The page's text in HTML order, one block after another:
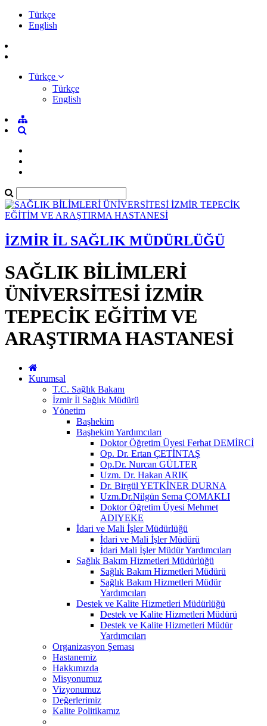
Türkçe
English
Türkçe
Türkçe
English
İZMİR İL SAĞLIK MÜDÜRLÜĞÜ
SAĞLIK BİLİMLERİ
ÜNİVERSİTESİ İZMİR
TEPECİK EĞİTİM VE
ARAŞTIRMA HASTANESİ
Kurumsal
T.C. Sağlık Bakanı
İzmir İl Sağlık Müdürü
Yönetim
Başhekim
Başhekim Yardımcıları
Doktor Öğretim Üyesi Ferhat DEMİRCİ
Op. Dr. Ertan ÇETİNTAŞ
Op.Dr. Nurcan GÜLTER
Uzm. Dr. Hakan ARIK
Dr. Birgül YETKİNER DURNA
Uzm.Dr.Nilgün Sema ÇOMAKLI
Doktor Öğretim Üyesi Mehmet
ADIYEKE
İdari ve Mali İşler Müdürlüğü
İdari ve Mali İşler Müdürü
İdari Mali İşler Müdür Yardımcıları
Sağlık Bakım Hizmetleri Müdürlüğü
Sağlık Bakım Hizmetleri Müdürü
Sağlık Bakım Hizmetleri Müdür
Yardımcıları
Destek ve Kalite Hizmetleri Müdürlüğü
Destek ve Kalite Hizmetleri Müdürü
Destek ve Kalite Hizmetleri Müdür
Yardımcıları
Organizasyon Şeması
Hastanemiz
Hakkımızda
Misyonumuz
Vizyonumuz
Değerlerimiz
Kalite Politikamız